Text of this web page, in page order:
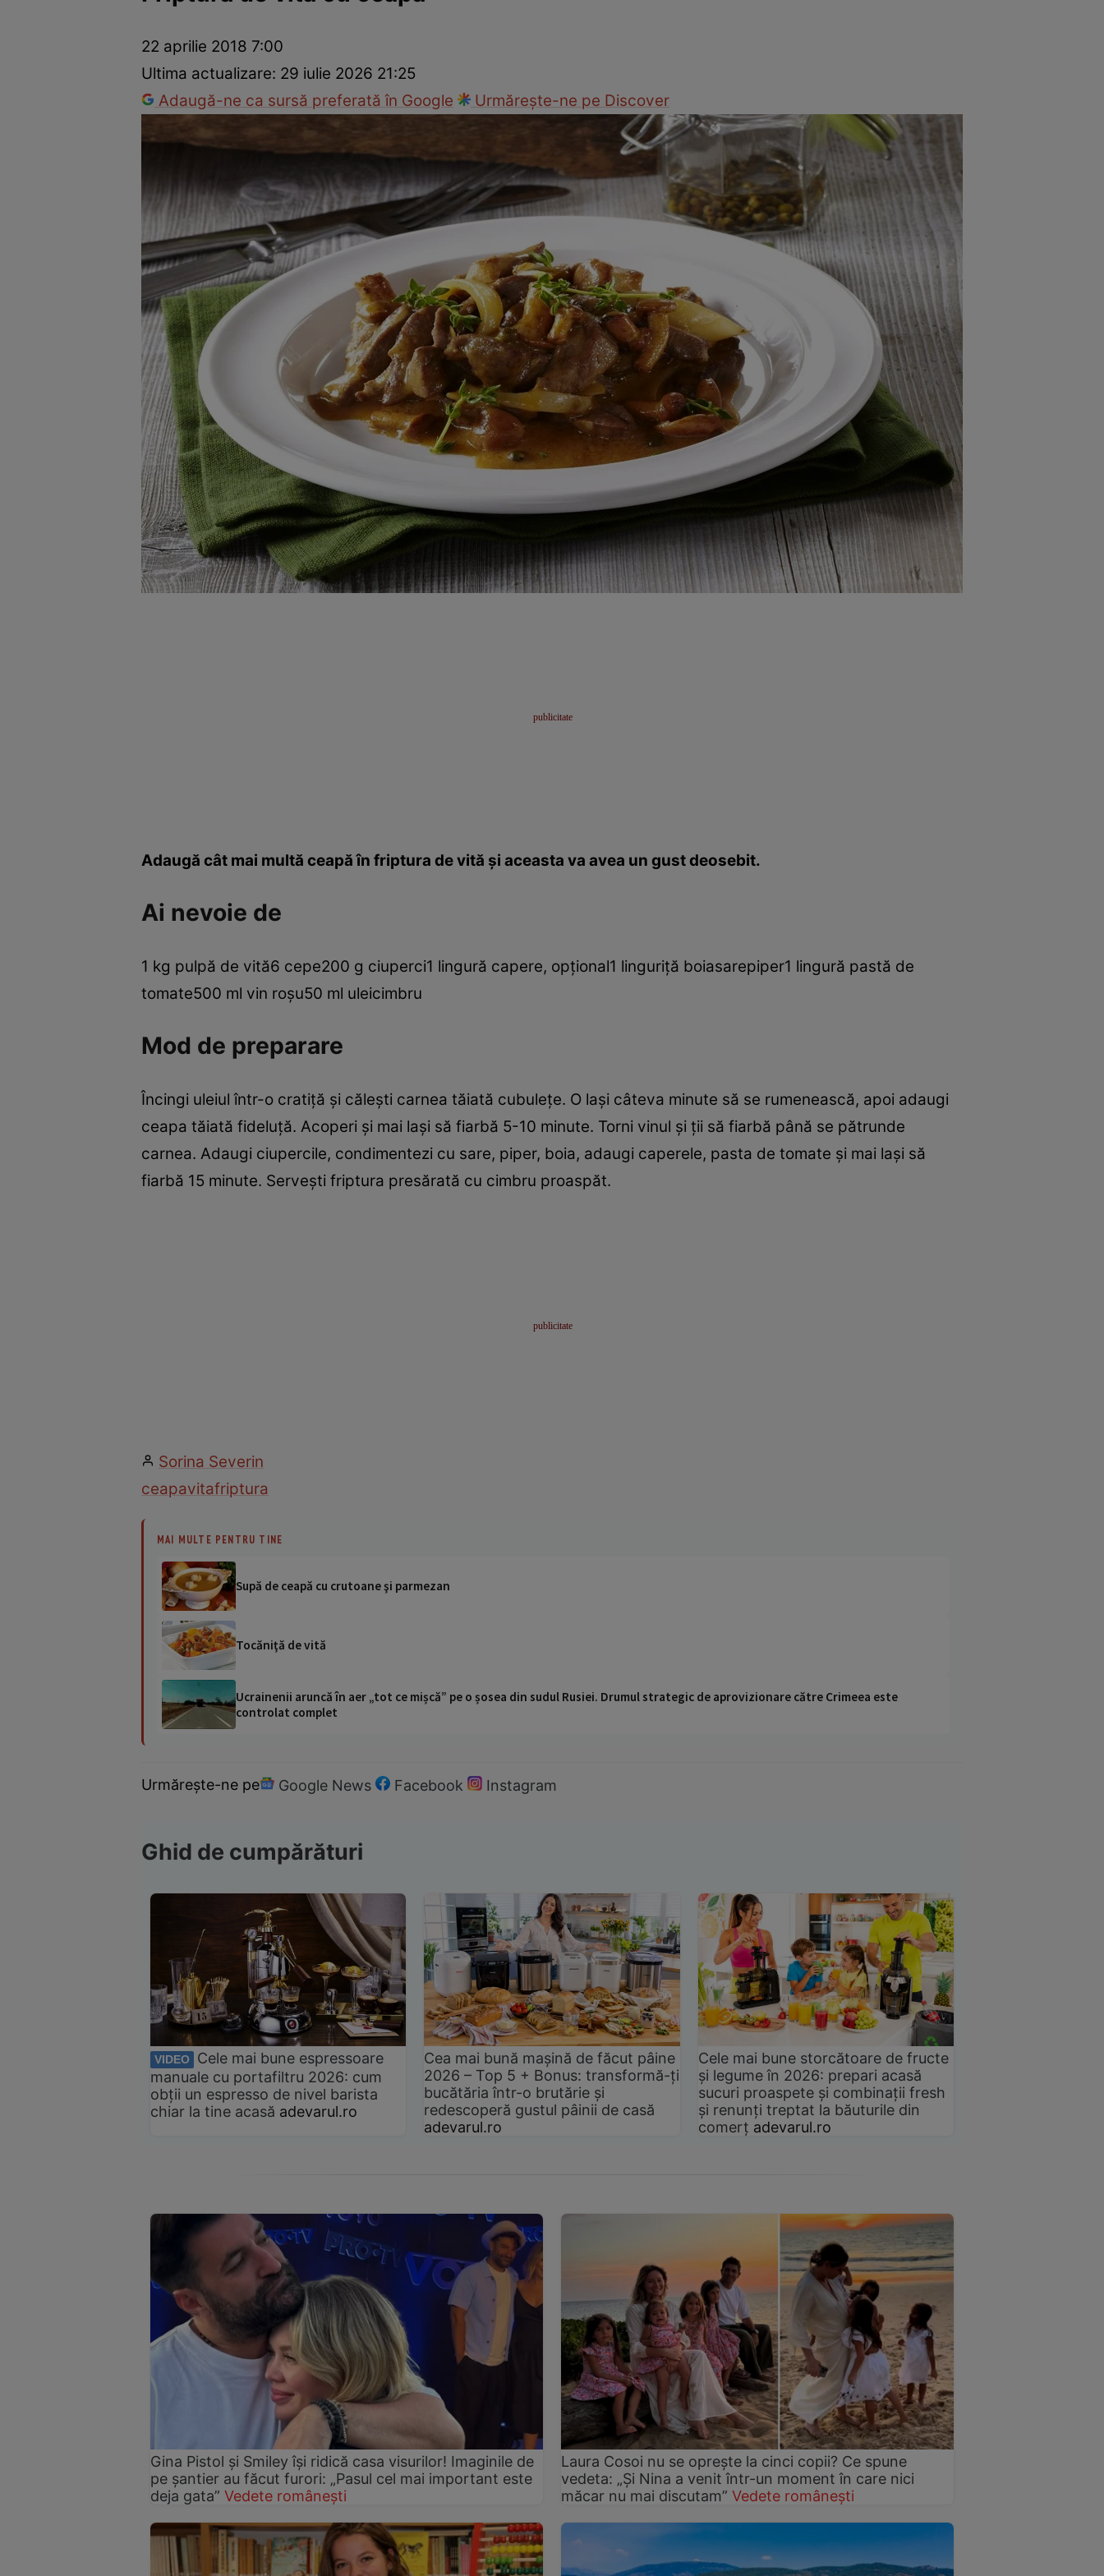
Mâncăruri rapideRețete cu legume
22 aprilie 2018 7:00
Ultima actualizare: 29 iulie 2026 21:25
Adaugă-ne ca sursă preferată în Google
Urmărește-ne pe Discover
Adaugă cât mai multă ceapă în friptura de vită şi aceasta va avea un gust deosebit.
Ai nevoie de
1 kg pulpă de vită6 cepe200 g ciuperci1 lingură capere, opţional1 linguriţă boiasarepiper1 lingură pastă de
tomate500 ml vin roşu50 ml uleicimbru
Mod de preparare
Încingi uleiul într-o cratiţă şi căleşti carnea tăiată cubuleţe. O laşi câteva minute să se rumenească, apoi adaugi
ceapa tăiată fideluţă. Acoperi şi mai laşi să fiarbă 5-10 minute. Torni vinul şi ţii să fiarbă până se pătrunde
carnea. Adaugi ciupercile, condimentezi cu sare, piper, boia, adaugi caperele, pasta de tomate şi mai laşi să
fiarbă 15 minute. Serveşti friptura presărată cu cimbru proaspăt.
Sorina Severin
ceapavitafriptura
MAI MULTE PENTRU TINE
Supă de ceapă cu crutoane şi parmezan
Tocăniţă de vită
Ucrainenii aruncă în aer „tot ce mișcă” pe o șosea din sudul Rusiei. Drumul strategic de aprovizionare către Crimeea este
controlat complet
Urmărește-ne pe Google News Facebook Instagram
Ghid de cumpărături
VIDEO
Cele mai bune espressoare
manuale cu portafiltru 2026: cum
obții un espresso de nivel barista
chiar la tine acasă adevarul.ro
Cea mai bună mașină de făcut pâine
2026 – Top 5 + Bonus: transformă-ți
bucătăria într-o brutărie și
redescoperă gustul pâinii de casă
adevarul.ro
Cele mai bune storcătoare de fructe
și legume în 2026: prepari acasă
sucuri proaspete și combinații fresh
și renunți treptat la băuturile din
comerț adevarul.ro
Gina Pistol și Smiley își ridică casa visurilor! Imaginile de
pe șantier au făcut furori: „Pasul cel mai important este
deja gata” Vedete românești
Laura Cosoi nu se oprește la cinci copii? Ce spune
vedeta: „Și Nina a venit într-un moment în care nici
măcar nu mai discutam” Vedete românești